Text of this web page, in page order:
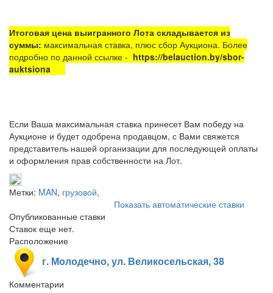
Итоговая цена выигранного Лота складывается из
суммы: максимальная ставка, плюс сбор Аукциона. Более
подробно по данной ссылке - https://belauction.by/sbor-
auktsiona
Если Ваша максимальная ставка принесет Вам победу на
Аукционе и будет одобрена продавцом, с Вами свяжется
представитель нашей организации для последующей оплаты
и оформления прав собственности на Лот.
Метки: MAN, грузовой,
Показать автоматические ставки
Опубликованные ставки
Ставок еще нет.
Расположение
г. Молодечно, ул. Великосельская, 38
Комментарии